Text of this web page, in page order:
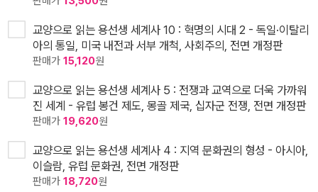
교양으로 읽는 용선생 세계사 10 : 혁명의 시대 2 - 독일·이탈리
아의 통일, 미국 내전과 서부 개척, 사회주의, 전면 개정판
판매가 15,120원
교양으로 읽는 용선생 세계사 5 : 전쟁과 교역으로 더욱 가까워
진 세계 - 유럽 봉건 제도, 몽골 제국, 십자군 전쟁, 전면 개정판
판매가 19,620원
교양으로 읽는 용선생 세계사 4 : 지역 문화권의 형성 - 아시아,
이슬람, 유럽 문화권, 전면 개정판
판매가 18,720원